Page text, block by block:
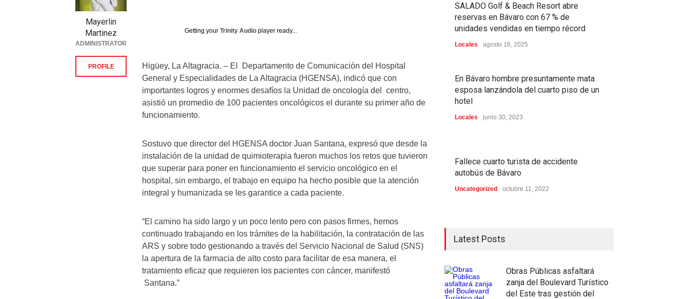
Getting your Trinity Audio player ready...
Higüey, La Altagracia. – El Departamento de Comunicación del Hospital
General y Especialidades de La Altagracia (HGENSA), indicó que con
importantes logros y enormes desafíos la Unidad de oncología del centro,
asistió un promedio de 100 pacientes oncológicos el durante su primer año de
funcionamiento.
Sostuvo que director del HGENSA doctor Juan Santana, expresó que desde la
instalación de la unidad de quimioterapia fueron muchos los retos que tuvieron
que superar para poner en funcionamiento el servicio oncológico en el
hospital, sin embargo, el trabajo en equipo ha hecho posible que la atención
integral y humanizada se les garantice a cada paciente.
“El camino ha sido largo y un poco lento pero con pasos firmes, hemos
continuado trabajando en los trámites de la habilitación, la contratación de las
ARS y sobre todo gestionando a través del Servicio Nacional de Salud (SNS)
la apertura de la farmacia de alto costo para facilitar de esa manera, el
tratamiento eficaz que requieren los pacientes con cáncer, manifestó
Santana.”
Mayerlin
Martinez
ADMINISTRATOR
PROFILE
SALADO Golf & Beach Resort abre
reservas en Bávaro con 67 % de
unidades vendidas en tiempo récord
Locales agosto 16, 2025
En Bávaro hombre presuntamente mata
esposa lanzándola del cuarto piso de un
hotel
Locales junio 30, 2023
Fallece cuarto turista de accidente
autobús de Bávaro
Uncategorized octubre 11, 2022
Latest Posts
Obras Públicas asfaltará
zanja del Boulevard Turístico
del Este tras gestión del